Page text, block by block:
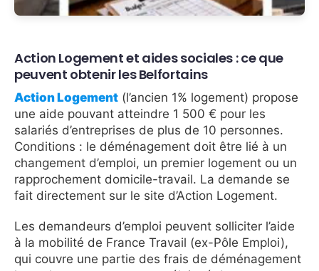
Action Logement et aides sociales : ce que
peuvent obtenir les Belfortains
Action Logement (l’ancien 1% logement) propose
une aide pouvant atteindre 1 500 € pour les
salariés d’entreprises de plus de 10 personnes.
Conditions : le déménagement doit être lié à un
changement d’emploi, un premier logement ou un
rapprochement domicile-travail. La demande se
fait directement sur le site d’Action Logement.
Les demandeurs d’emploi peuvent solliciter l’aide
à la mobilité de France Travail (ex-Pôle Emploi),
qui couvre une partie des frais de déménagement